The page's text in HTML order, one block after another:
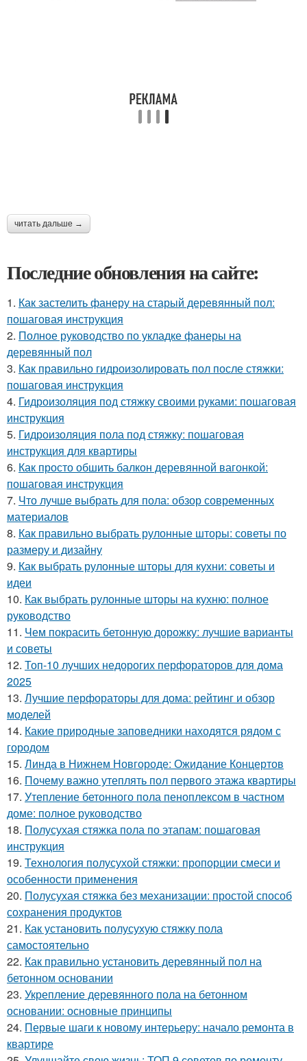
читать дальше →
Последние обновления на сайте:
1. Как застелить фанеру на старый деревянный пол:
пошаговая инструкция
2. Полное руководство по укладке фанеры на
деревянный пол
3. Как правильно гидроизолировать пол после стяжки:
пошаговая инструкция
4. Гидроизоляция под стяжку своими руками: пошаговая
инструкция
5. Гидроизоляция пола под стяжку: пошаговая
инструкция для квартиры
6. Как просто обшить балкон деревянной вагонкой:
пошаговая инструкция
7. Что лучше выбрать для пола: обзор современных
материалов
8. Как правильно выбрать рулонные шторы: советы по
размеру и дизайну
9. Как выбрать рулонные шторы для кухни: советы и
идеи
10. Как выбрать рулонные шторы на кухню: полное
руководство
11. Чем покрасить бетонную дорожку: лучшие варианты
и советы
12. Топ-10 лучших недорогих перфораторов для дома
2025
13. Лучшие перфораторы для дома: рейтинг и обзор
моделей
14. Какие природные заповедники находятся рядом с
городом
15. Линда в Нижнем Новгороде: Ожидание Концертов
16. Почему важно утеплять пол первого этажа квартиры
17. Утепление бетонного пола пеноплексом в частном
доме: полное руководство
18. Полусухая стяжка пола по этапам: пошаговая
инструкция
19. Технология полусухой стяжки: пропорции смеси и
особенности применения
20. Полусухая стяжка без механизации: простой способ
сохранения продуктов
21. Как установить полусухую стяжку пола
самостоятельно
22. Как правильно установить деревянный пол на
бетонном основании
23. Укрепление деревянного пола на бетонном
основании: основные принципы
24. Первые шаги к новому интерьеру: начало ремонта в
квартире